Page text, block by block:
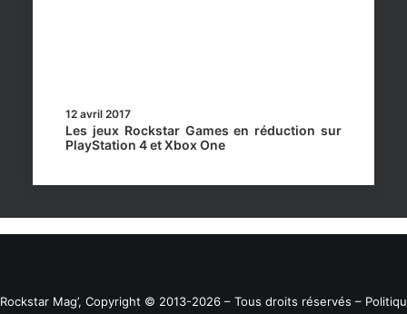
12 avril 2017
Les jeux Rockstar Games en réduction sur
PlayStation 4 et Xbox One
Rockstar Mag’, Copyright © 2013-2026 – Tous droits réservés –